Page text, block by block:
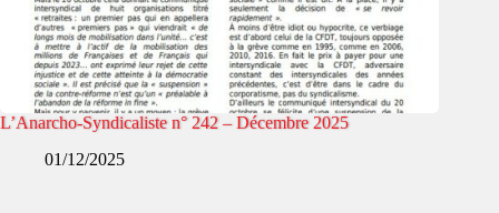
L’Anarcho-Syndicaliste n° 242 – Décembre 2025
01/12/2025